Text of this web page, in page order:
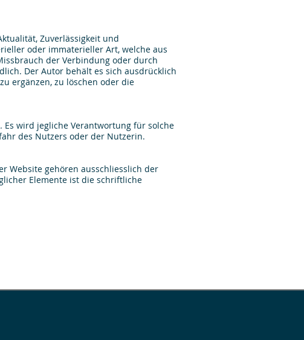
Zuverlässigkeit und
oder immaterieller Art, welche aus
der Verbindung oder durch
Der Autor behält es sich ausdrücklich
ergänzen, zu löschen oder die
wird jegliche Verantwortung für solche
des Nutzers oder der Nutzerin.
Website gehören ausschliesslich der
Elemente ist die schriftliche